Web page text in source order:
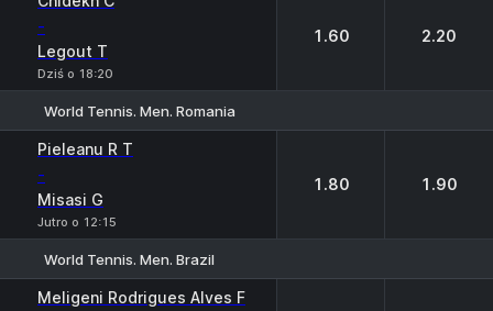
-
Legout T
Dziś o 18:20
1.60 2.20
World Tennis. Men. Romania
Pieleanu R T
-
Misasi G
Jutro o 12:15
1.80 1.90
World Tennis. Men. Brazil
Meligeni Rodrigues Alves F